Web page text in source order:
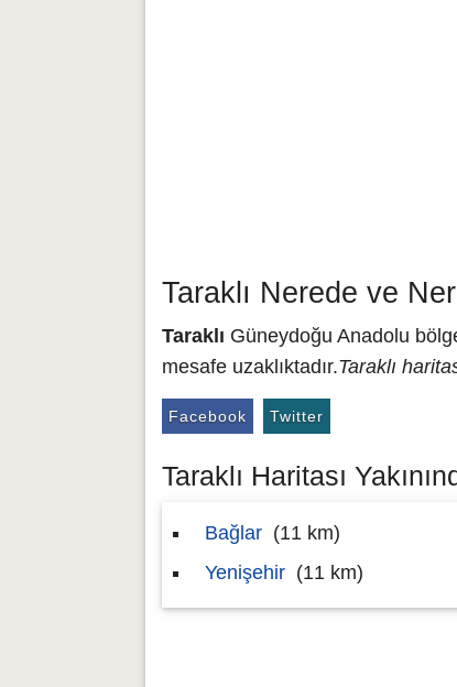
Taraklı Nerede ve
Taraklı Güneydoğu Anadolu
mesafe uzaklıktadır.Taraklı
Facebook Twitter
Taraklı Haritası
Bağlar (11 km)
Yenişehir (11 km)